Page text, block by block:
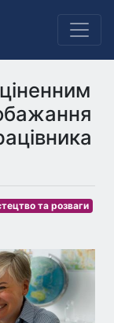
та розваги